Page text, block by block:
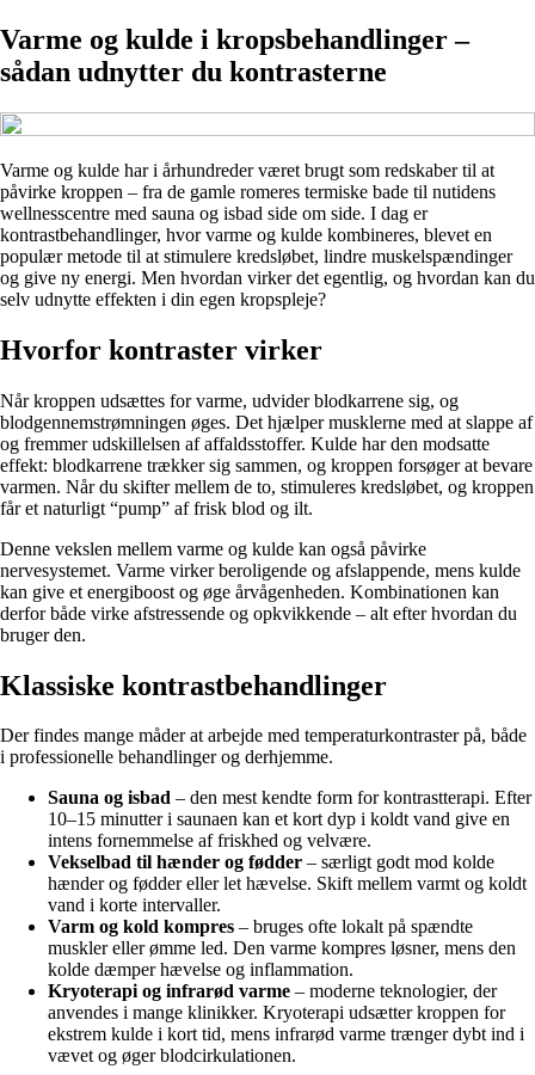
Varme og kulde i kropsbehandlinger –
sådan udnytter du kontrasterne
Varme og kulde har i århundreder været brugt som redskaber til at
påvirke kroppen – fra de gamle romeres termiske bade til nutidens
wellnesscentre med sauna og isbad side om side. I dag er
kontrastbehandlinger, hvor varme og kulde kombineres, blevet en
populær metode til at stimulere kredsløbet, lindre muskelspændinger
og give ny energi. Men hvordan virker det egentlig, og hvordan kan du
selv udnytte effekten i din egen kropspleje?
Hvorfor kontraster virker
Når kroppen udsættes for varme, udvider blodkarrene sig, og
blodgennemstrømningen øges. Det hjælper musklerne med at slappe af
og fremmer udskillelsen af affaldsstoffer. Kulde har den modsatte
effekt: blodkarrene trækker sig sammen, og kroppen forsøger at bevare
varmen. Når du skifter mellem de to, stimuleres kredsløbet, og kroppen
får et naturligt “pump” af frisk blod og ilt.
Denne vekslen mellem varme og kulde kan også påvirke
nervesystemet. Varme virker beroligende og afslappende, mens kulde
kan give et energiboost og øge årvågenheden. Kombinationen kan
derfor både virke afstressende og opkvikkende – alt efter hvordan du
bruger den.
Klassiske kontrastbehandlinger
Der findes mange måder at arbejde med temperaturkontraster på, både
i professionelle behandlinger og derhjemme.
Sauna og isbad – den mest kendte form for kontrastterapi. Efter
10–15 minutter i saunaen kan et kort dyp i koldt vand give en
intens fornemmelse af friskhed og velvære.
Vekselbad til hænder og fødder – særligt godt mod kolde
hænder og fødder eller let hævelse. Skift mellem varmt og koldt
vand i korte intervaller.
Varm og kold kompres – bruges ofte lokalt på spændte
muskler eller ømme led. Den varme kompres løsner, mens den
kolde dæmper hævelse og inflammation.
Kryoterapi og infrarød varme – moderne teknologier, der
anvendes i mange klinikker. Kryoterapi udsætter kroppen for
ekstrem kulde i kort tid, mens infrarød varme trænger dybt ind i
vævet og øger blodcirkulationen.